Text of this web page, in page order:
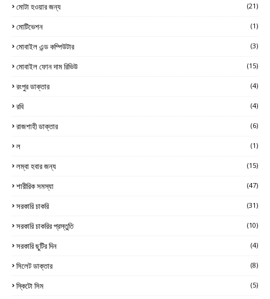
মোটা হওয়ার জন্য (21)
মোটিভেশন (1)
মোবাইল এন্ড কম্পিউটার (3)
মোবাইল ফোন দাম রিভিউ (15)
রংপুর ডাক্তার (4)
রবি (4)
রাজশাহী ডাক্তার (6)
ল (1)
লম্বা হবার জন্য (15)
শারীরিক সমস্যা (47)
সরকারি চাকরি (31)
সরকারি চাকরির প্রস্তুতি (10)
সরকারি ছুটির দিন (4)
সিলেট ডাক্তার (8)
স্কিটো সিম (5)